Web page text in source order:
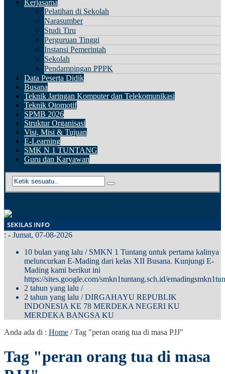
Kerjasama
Pelatihan di Sekolah
Narasumber
Studi Tiru
Perguruan Tinggi
Instansi Pemerintah
Sekolah
Pendampingan PPPK
Data Peserta Didik
Busana
Teknik Jaringan Komputer dan Telekomunikasi
Teknik Otomotif
SPMB 2026
Struktur Organisasi
Visi, Misi & Tujuan
E-Learning
SMK N 1 TUNTANG
Guru dan Karyawan
SEKILAS INFO
: - Jumat, 07-08-2026
10 bulan yang lalu / SMKN 1 Tuntang untuk pertama kalinya
meluncurkan E-Mading dari kelas XII Busana. Kunjungi E-
Mading kami berikut ini
https://sites.google.com/smkn1tuntang.sch.id/
2 tahun yang lalu /
2 tahun yang lalu / DIRGAHAYU REPUBLIK
INDONESIA KE 78 MERDEKA NEGERI KU
MERDEKA BANGSA KU
Anda ada di : Home /Tag "peran orang tua di masa PJJ"
Tag "peran orang tua di masa